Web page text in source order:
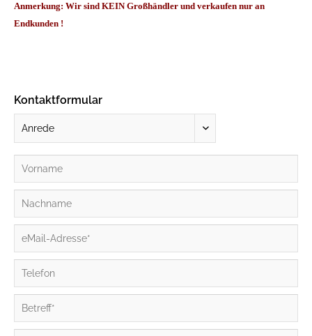
Anmerkung: Wir sind KEIN Großhändler und verkaufen nur an
Endkunden !
Kontaktformular